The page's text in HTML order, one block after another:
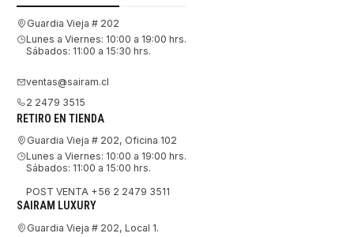
Guardia Vieja # 202
Lunes a Viernes: 10:00 a 19:00 hrs.
Sábados: 11:00 a 15:30 hrs.
ventas@sairam.cl
2 2479 3515
RETIRO EN TIENDA
Guardia Vieja # 202, Oficina 102
Lunes a Viernes: 10:00 a 19:00 hrs.
Sábados: 11:00 a 15:00 hrs.
POST VENTA +56 2 2479 3511
SAIRAM LUXURY
Guardia Vieja # 202, Local 1.